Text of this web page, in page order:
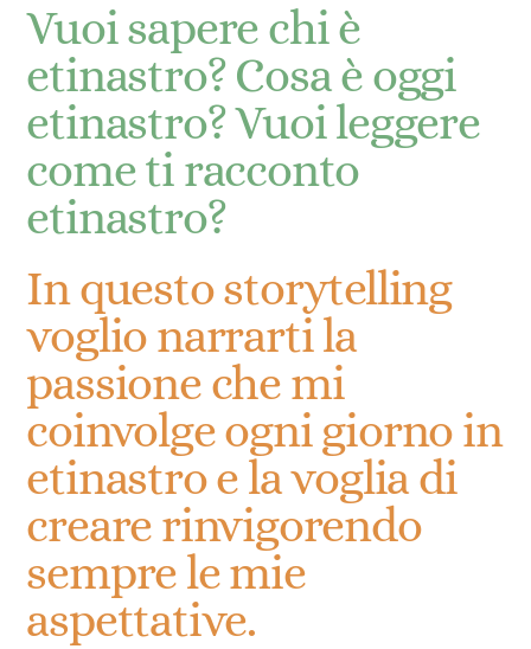
Vuoi sapere chi è
etinastro? Cosa è oggi
etinastro? Vuoi leggere
come ti racconto
etinastro?
In questo storytelling
voglio narrarti la
passione che mi
coinvolge ogni giorno in
etinastro e la voglia di
creare rinvigorendo
sempre le mie
aspettative.